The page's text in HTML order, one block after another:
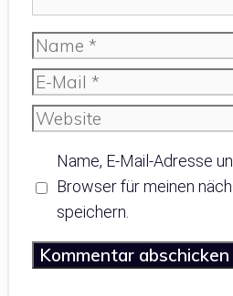
Name
E-
Mail
Website
Name, E-Mail-Adresse
Browser für meinen
speichern.